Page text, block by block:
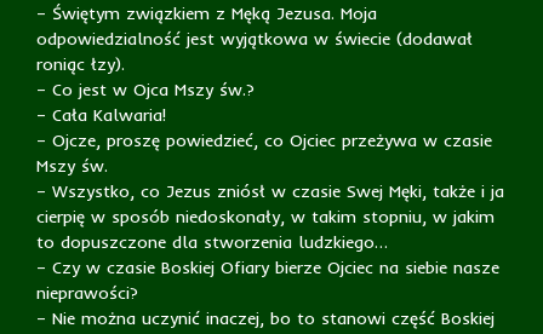
– Świętym związkiem z Męką Jezusa. Moja
odpowiedzialność jest wyjątkowa w świecie (dodawał
roniąc łzy).
– Co jest w Ojca Mszy św.?
– Cała Kalwaria!
– Ojcze, proszę powiedzieć, co Ojciec przeżywa w czasie
Mszy św.
– Wszystko, co Jezus zniósł w czasie Swej Męki, także i ja
cierpię w sposób niedoskonały, w takim stopniu, w jakim
to dopuszczone dla stworzenia ludzkiego…
– Czy w czasie Boskiej Ofiary bierze Ojciec na siebie nasze
nieprawości?
– Nie można uczynić inaczej, bo to stanowi część Boskiej